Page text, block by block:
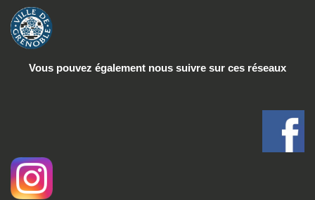
Vous pouvez également nous suivre sur ces réseaux